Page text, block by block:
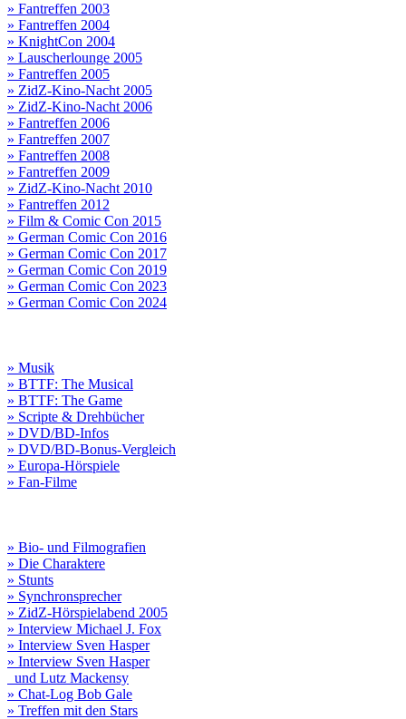
» Fantreffen 2003
» Fantreffen 2004
» KnightCon 2004
» Lauscherlounge 2005
» Fantreffen 2005
» ZidZ-Kino-Nacht 2005
» ZidZ-Kino-Nacht 2006
» Fantreffen 2006
» Fantreffen 2007
» Fantreffen 2008
» Fantreffen 2009
» ZidZ-Kino-Nacht 2010
» Fantreffen 2012
» Film & Comic Con 2015
» German Comic Con 2016
» German Comic Con 2017
» German Comic Con 2019
» German Comic Con 2023
» German Comic Con 2024
» Musik
» BTTF: The Musical
» BTTF: The Game
» Scripte & Drehbücher
» DVD/BD-Infos
» DVD/BD-Bonus-Vergleich
» Europa-Hörspiele
» Fan-Filme
» Bio- und Filmografien
» Die Charaktere
» Stunts
» Synchronsprecher
» ZidZ-Hörspielabend 2005
» Interview Michael J. Fox
» Interview Sven Hasper
» Interview Sven Hasper
und Lutz Mackensy
» Chat-Log Bob Gale
» Treffen mit den Stars